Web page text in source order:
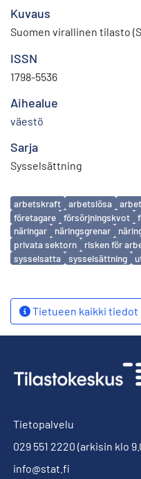
Kuvaus
Suomen virallinen tilasto
ISSN
1798-5536
Aihealue
väestö
Sarja
Sysselsättning
Avainsanat
arbetskraft arbetslösa
företagare
försörjningskvot
näringar
näringsgrenar
privata sektorn
risken för
sysselsatta
sysselsättning
Tietueen kaikki tiedot
Tietopalvelu
029 551 2220 (arkisin klo
info@stat.fi